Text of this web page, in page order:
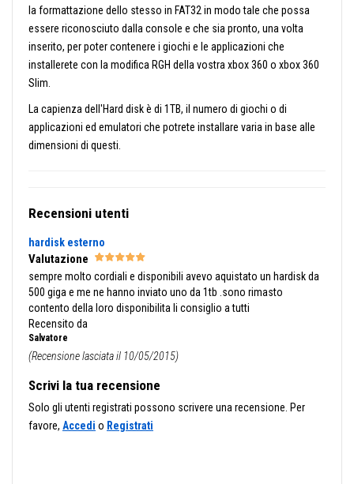
la formattazione dello stesso in FAT32 in modo tale che possa
essere riconosciuto dalla console e che sia pronto, una volta
inserito, per poter contenere i giochi e le applicazioni che
installerete con la modifica RGH della vostra xbox 360 o xbox 360
Slim.
La capienza dell'Hard disk è di 1TB, il numero di giochi o di
applicazioni ed emulatori che potrete installare varia in base alle
dimensioni di questi.
Recensioni utenti
hardisk esterno
Valutazione
sempre molto cordiali e disponibili avevo aquistato un hardisk da
500 giga e me ne hanno inviato uno da 1tb .sono rimasto
contento della loro disponibilita li consiglio a tutti
Recensito da
Salvatore
(Recensione lasciata il 10/05/2015)
Scrivi la tua recensione
Solo gli utenti registrati possono scrivere una recensione. Per
favore, Accedi o Registrati